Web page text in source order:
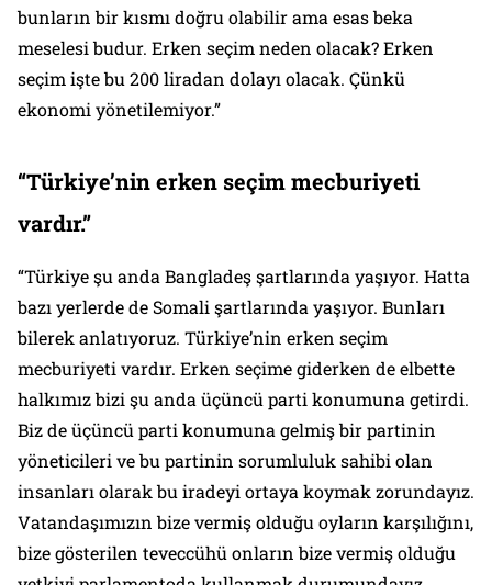
bunların bir kısmı doğru olabilir ama esas beka
meselesi budur. Erken seçim neden olacak? Erken
seçim işte bu 200 liradan dolayı olacak. Çünkü
ekonomi yönetilemiyor.”
“Türkiye’nin erken seçim mecburiyeti
vardır.”
“Türkiye şu anda Bangladeş şartlarında yaşıyor. Hatta
bazı yerlerde de Somali şartlarında yaşıyor. Bunları
bilerek anlatıyoruz. Türkiye’nin erken seçim
mecburiyeti vardır. Erken seçime giderken de elbette
halkımız bizi şu anda üçüncü parti konumuna getirdi.
Biz de üçüncü parti konumuna gelmiş bir partinin
yöneticileri ve bu partinin sorumluluk sahibi olan
insanları olarak bu iradeyi ortaya koymak zorundayız.
Vatandaşımızın bize vermiş olduğu oyların karşılığını,
bize gösterilen teveccühü onların bize vermiş olduğu